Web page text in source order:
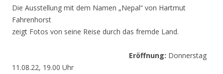
Die Ausstellung mit dem Namen „Nepal“ von Hartmut
Fahrenhorst
zeigt Fotos von seine Reise durch das fremde Land.
Eröffnung: Donnerstag
11.08.22, 19.00 Uhr